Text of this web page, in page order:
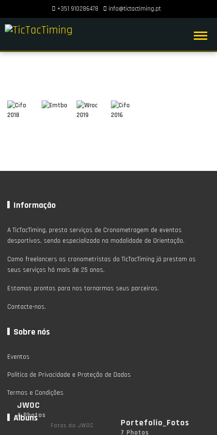
+351 910286478 info@tictactiming.pt
Informação
A TicTacTiming, presta serviços de Cronometragem de eventos
desportivos, sendo especializada na modalidade de Orientação.
Como freelancers os cronometristas da TicTacTiming já prestam os
seus serviços há mais de 25 anos.
Estamos prontos para nos tornarmos seus parceiros.
Contacte-nos.
Sobre nós
Eventos
Politica de Privacidade e Proteção de Dados
Termos e Condições
Albuns
JWOC
4 Photos
Fotos do JWOC Portefolio_Fotos
7 Photos